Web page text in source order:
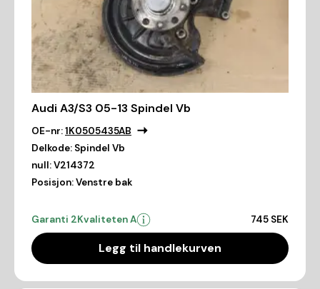
Audi A3/S3 05-13 Spindel Vb
OE-nr:1K0505435AB
Delkode: Spindel Vb
null:V214372
Posisjon:Venstre bak
Garanti 2Kvaliteten A 745 SEK
Legg til handlekurven